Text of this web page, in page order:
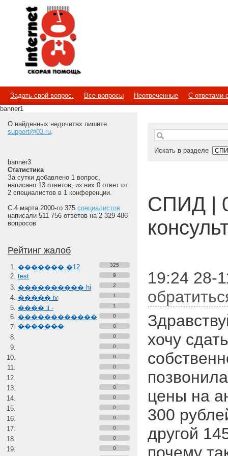
Internet
Скорая помощь
Задать свой вопрос. Все вопросы Неотвеченные
С ответами
banner1
О найденных недочетах пишите
support@03.ru.
banner3
Статистика
За сутки добавлено 1 вопрос,
написано 13 ответов, из них 0 ответ от
2 специалистов в 1 конференции.
С 4 марта 2000-го 375 специалистов
написали 511 756 ответов на 2 329 486
вопросов
Рейтинг жалоб
������� �12 325
test 9
���������� hi 2
����� iv 1
���� ii -
������������
�������
1
0
0
0
0
0
0
0
0
0
0
0
0
0
0
Искать в разделе
СПИД |
19:24 28-
хочу
цены на
300
другой